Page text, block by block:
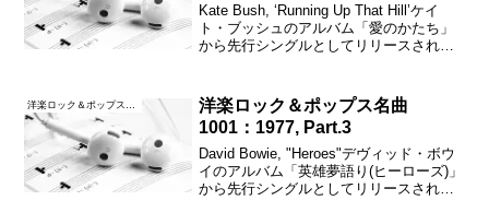
Kate Bush, ‘Running Up That Hill’ケイ
ト・ブッシュのアルバム「愛のかたち」
から先行シングルとしてリリースされ、
邦題は「神秘の丘」であ...
洋楽ロック＆ポップス名曲1001
洋楽ロック＆ポップス名曲
1001：1977, Part.3
David Bowie, "Heroes"デヴィッド・ボウ
イのアルバム「英雄夢語り(ヒーローズ)」
から先行シングルとしてリリースされ、